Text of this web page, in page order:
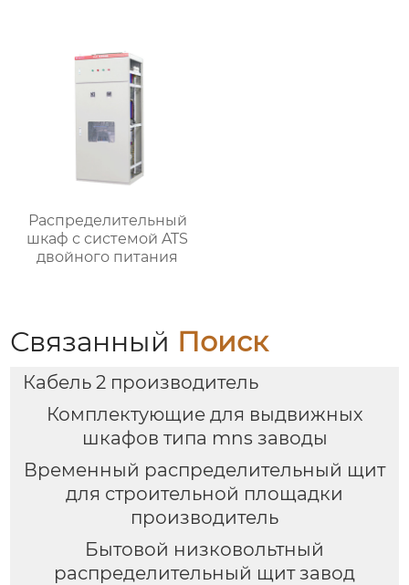
Распределительный
шкаф с системой ATS
двойного питания
Связанный Поиск
Кабель 2 производитель
Комплектующие для выдвижных
шкафов типа mns заводы
Временный распределительный щит
для строительной площадки
производитель
Бытовой низковольтный
распределительный щит завод